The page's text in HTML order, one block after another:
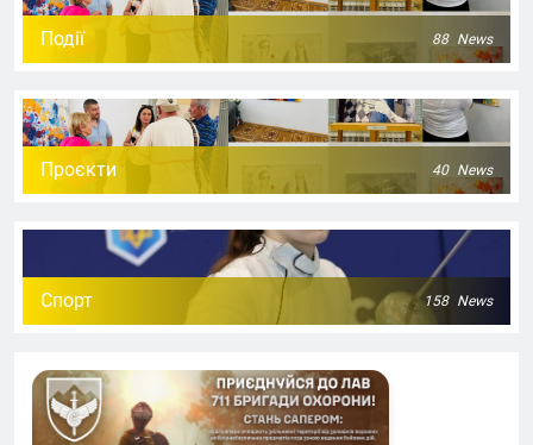
Події 88 News
Проєкти 40 News
Спорт 158 News